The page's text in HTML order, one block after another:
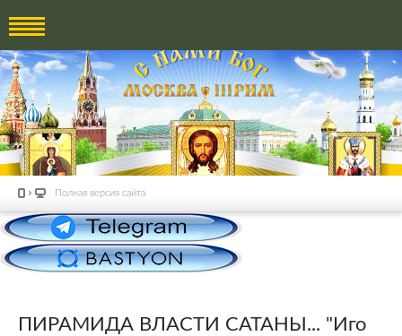
Полная версия сайта
ПИРАМИДА ВЛАСТИ САТАНЫ... "Иго